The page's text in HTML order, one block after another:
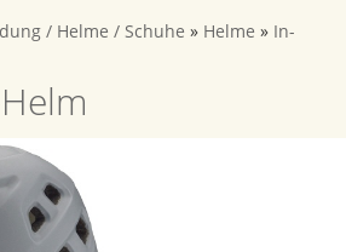
/ Helme / Schuhe » Helme » In-